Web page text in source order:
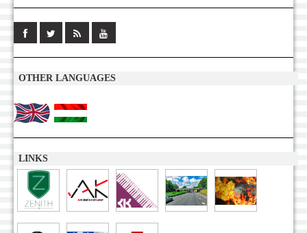
OTHER LANGUAGES
LINKS